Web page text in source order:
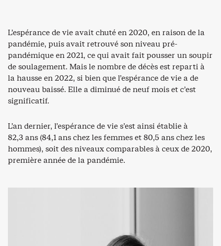
L’espérance de vie avait chuté en 2020, en raison de la
pandémie, puis avait retrouvé son niveau pré-
pandémique en 2021, ce qui avait fait pousser un soupir
de soulagement. Mais le nombre de décès est reparti à
la hausse en 2022, si bien que l’espérance de vie a de
nouveau baissé. Elle a diminué de neuf mois et c’est
significatif.
L’an dernier, l’espérance de vie s’est ainsi établie à
82,3 ans (84,1 ans chez les femmes et 80,5 ans chez les
hommes), soit des niveaux comparables à ceux de 2020,
première année de la pandémie.